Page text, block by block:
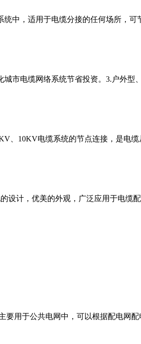
统中，适用于电缆分接的任何场所，
市电缆网络系统节省投资。3.户外型
、10KV电缆系统的节点连接，是电
设计，优美的外观，广泛应用于电缆
要用于公共电网中，可以根据配电网